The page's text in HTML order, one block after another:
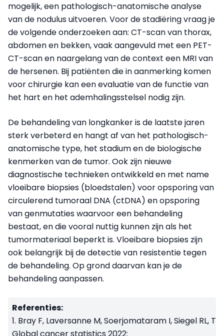
mogelijk, een pathologisch-anatomische analyse
van de nodulus uitvoeren. Voor de stadiëring vraag je
de volgende onderzoeken aan: CT-scan van thorax,
abdomen en bekken, vaak aangevuld met een PET-
CT-scan en naargelang van de context een MRI van
de hersenen. Bij patiënten die in aanmerking komen
voor chirurgie kan een evaluatie van de functie van
het hart en het ademhalingsstelsel nodig zijn.
De behandeling van longkanker is de laatste jaren
sterk verbeterd en hangt af van het pathologisch-
anatomische type, het stadium en de biologische
kenmerken van de tumor. Ook zijn nieuwe
diagnostische technieken ontwikkeld en met name
vloeibare biopsies (bloedstalen) voor opsporing van
circulerend tumoraal DNA (ctDNA) en opsporing
van genmutaties waarvoor een behandeling
bestaat, en die vooral nuttig kunnen zijn als het
tumormateriaal beperkt is. Vloeibare biopsies zijn
ook belangrijk bij de detectie van resistentie tegen
de behandeling. Op grond daarvan kan je de
behandeling aanpassen.
Referenties:
1. Bray F, Laversanne M, Soerjomataram I, Siegel RL,